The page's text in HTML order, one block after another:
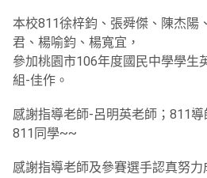
本校811徐梓鈞、張舜傑、陳杰陽
君、楊喻鈞、楊寬宜，
參加桃園市106年度國民中學學生
組-佳作。
感謝指導老師-呂明英老師；811
811同學~~
感謝指導老師及參賽選手認真努